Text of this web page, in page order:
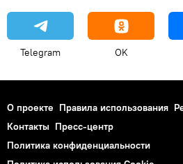
Telegram OK
О проекте Правила использования
Контакты Пресс-центр
Политика конфиденциальности